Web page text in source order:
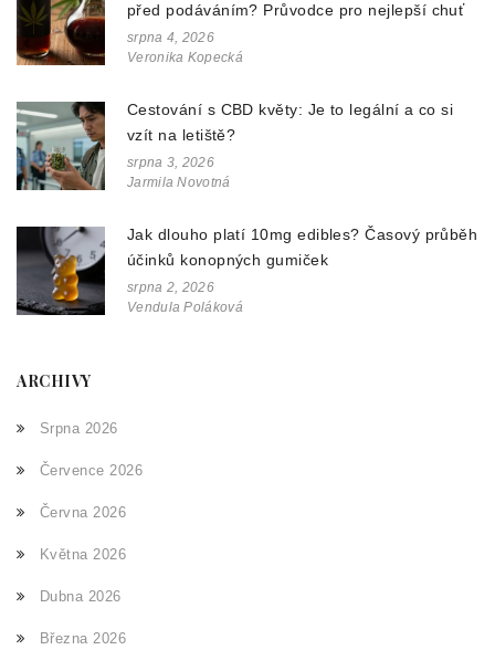
před podáváním? Průvodce pro nejlepší chuť
srpna 4, 2026
Veronika Kopecká
Cestování s CBD květy: Je to legální a co si
vzít na letiště?
srpna 3, 2026
Jarmila Novotná
Jak dlouho platí 10mg edibles? Časový průběh
účinků konopných gumiček
srpna 2, 2026
Vendula Poláková
ARCHIVY
Srpna 2026
Července 2026
Června 2026
Května 2026
Dubna 2026
Března 2026